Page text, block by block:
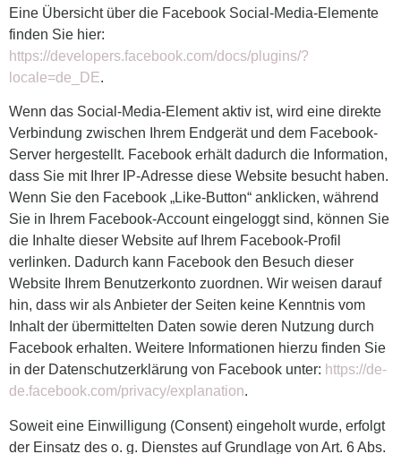
Eine Übersicht über die Facebook Social-Media-Elemente
finden Sie hier:
https://developers.facebook.com/docs/plugins/?
locale=de_DE.
Wenn das Social-Media-Element aktiv ist, wird eine direkte
Verbindung zwischen Ihrem Endgerät und dem Facebook-
Server hergestellt. Facebook erhält dadurch die Information,
dass Sie mit Ihrer IP-Adresse diese Website besucht haben.
Wenn Sie den Facebook „Like-Button“ anklicken, während
Sie in Ihrem Facebook-Account eingeloggt sind, können Sie
die Inhalte dieser Website auf Ihrem Facebook-Profil
verlinken. Dadurch kann Facebook den Besuch dieser
Website Ihrem Benutzerkonto zuordnen. Wir weisen darauf
hin, dass wir als Anbieter der Seiten keine Kenntnis vom
Inhalt der übermittelten Daten sowie deren Nutzung durch
Facebook erhalten. Weitere Informationen hierzu finden Sie
in der Datenschutzerklärung von Facebook unter: https://de-
de.facebook.com/privacy/explanation.
Soweit eine Einwilligung (Consent) eingeholt wurde, erfolgt
der Einsatz des o. g. Dienstes auf Grundlage von Art. 6 Abs.